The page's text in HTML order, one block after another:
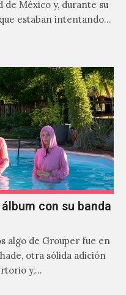
de México y, durante su
estaban intentando…
con su banda
algo de Grouper fue en
otra sólida adición
y,…